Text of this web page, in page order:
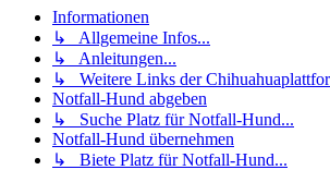
Informationen
↳ Allgemeine Infos...
↳ Anleitungen...
↳ Weitere Links der
Notfall-Hund abgeben
↳ Suche Platz für Notfall-Hund...
Notfall-Hund übernehmen
↳ Biete Platz für Notfall-Hund...